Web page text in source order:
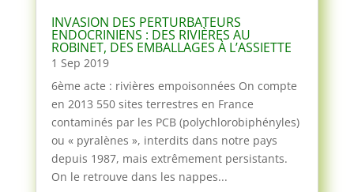
INVASION DES PERTURBATEURS
ENDOCRINIENS : DES RIVIÈRES AU
ROBINET, DES EMBALLAGES À L’ASSIETTE
1 Sep 2019
6ème acte : rivières empoisonnées On compte
en 2013 550 sites terrestres en France
contaminés par les PCB (polychlorobiphényles)
ou « pyralènes », interdits dans notre pays
depuis 1987, mais extrêmement persistants.
On le retrouve dans les nappes...